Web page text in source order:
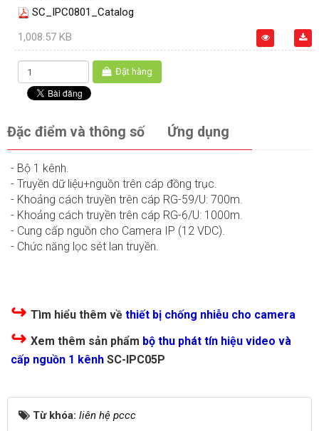
SC_IPC0801_Catalog
1,008.57 KB
Đặt hàng
Đặc điểm và thông số Ứng dụng
- Bộ 1 kênh.
- Truyền dữ liệu+nguồn trên cáp đồng trục.
- Khoảng cách truyền trên cáp RG-59/U: 700m.
- Khoảng cách truyền trên cáp RG-6/U: 1000m.
- Cung cấp nguồn cho Camera IP (12 VDC).
- Chức năng lọc sét lan truyền.
↪ Tìm hiểu thêm về thiết bị chống nhiễu cho camera
↪ Xem thêm sản phẩm bộ thu phát tín hiệu video và
cấp nguồn 1 kênh SC-IPC05P
Từ khóa: liên hệ pccc